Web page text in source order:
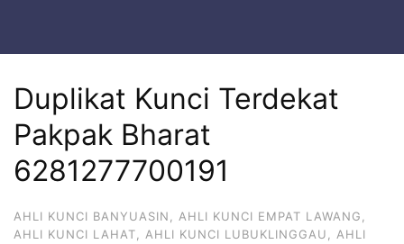
Duplikat Kunci Terdekat
Pakpak Bharat
6281277700191
AHLI KUNCI BANYUASIN, AHLI KUNCI EMPAT LAWANG,
AHLI KUNCI LAHAT, AHLI KUNCI LUBUKLINGGAU, AHLI